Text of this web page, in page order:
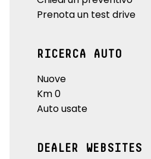
Prenota un test drive
RICERCA AUTO
Nuove
Km 0
Auto usate
DEALER WEBSITES